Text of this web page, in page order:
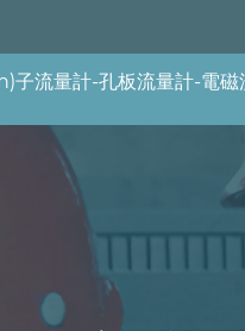
子流量計-孔板流量計-電磁